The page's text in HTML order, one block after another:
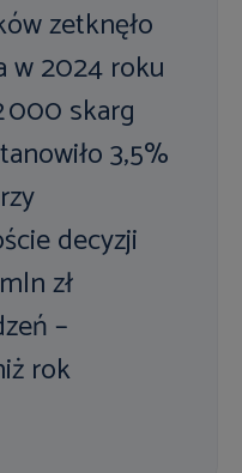
zetknęło
w 2024 roku
000 skarg
3,5%
decyzji
zł
–
rok